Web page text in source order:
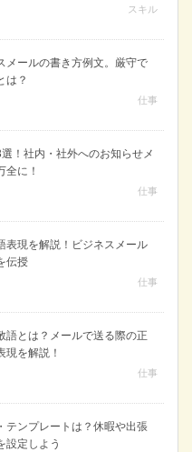
スキル
メールの書き方例文。厳守で
は？
仕事
！社内・社外へのお知らせメ
全に！
仕事
表現を解説！ビジネスメール
伝授
仕事
語とは？メールで送る際の正
現を解説！
仕事
テンプレートは？休暇や出張
設定しよう